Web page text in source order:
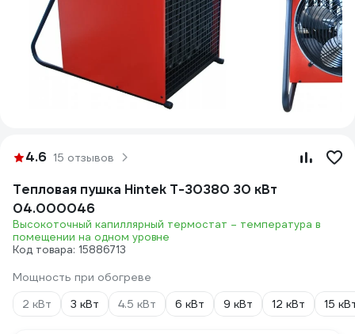
4.6 15 отзывов
Тепловая пушка Hintek Т-30380 30 кВт
04.000046
Высокоточный капиллярный термостат – температура в
помещении на одном уровне
Код товара: 15886713
Мощность при обогреве
2 кВт
3 кВт 4.5 кВт 6 кВт 9 кВт 12 кВт 15